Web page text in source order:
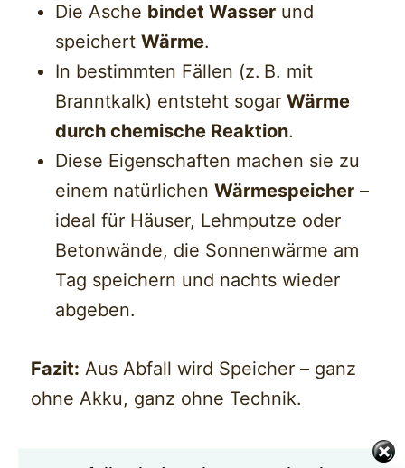
Die Asche bindet Wasser und
speichertWärme.
In bestimmten Fällen (z. B. mit
Branntkalk) entsteht sogarWärme
durch chemische Reaktion.
Diese Eigenschaften machen sie zu
einem natürlichenWärmespeicher –
ideal für Häuser, Lehmputze oder
Betonwände, die Sonnenwärme am
Tag speichern und nachts wieder
abgeben.
Fazit: Aus Abfall wird Speicher – ganz
ohne Akku, ganz ohne Technik.